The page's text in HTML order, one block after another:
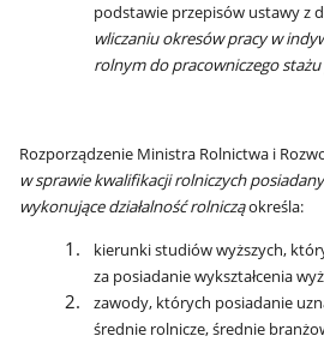
podstawie przepisów ustawy z
wliczaniu okresów pracy w
rolnym do pracowniczego
Rozporządzenie Ministra Rolnictwa i
w sprawie kwalifikacji rolniczych
wykonujące działalność rolnicząokreśla:
kierunki studiów wyższych,
za posiadanie wykształcenia
zawody, których posiadanie
średnie rolnicze, średnie